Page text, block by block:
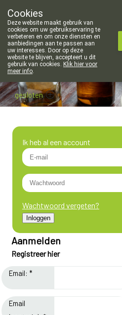
011/340400
gesloten
Ik heb al een account
Wachtwoord vergeten?
Aanmelden
Registreer hier
Email: *
Email
Cookies
Deze website maakt gebruik van
cookies om uw gebruikservaring te
verbeteren en om onze diensten en
aanbiedingen aan te passen aan
uw interesses. Door op deze
website te blijven, accepteert u dit
gebruik van cookies. Klik hier voor
meer info.